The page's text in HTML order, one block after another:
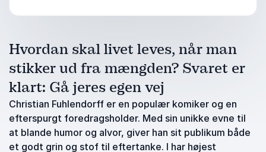
Hvordan skal livet leves, når man
stikker ud fra mængden? Svaret er
klart: Gå jeres egen vej
Christian Fuhlendorff er en populær komiker og en
efterspurgt foredragsholder. Med sin unikke evne til
at blande humor og alvor, giver han sit publikum både
et godt grin og stof til eftertanke. I har højest